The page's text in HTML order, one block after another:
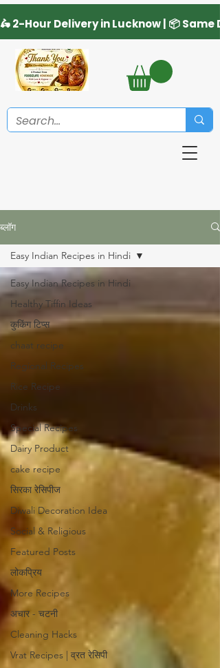
ब्लॉग
Easy Indian Recipes in Hindi
Healthy Tiffin Ideas
कुकिंग टिप्स
chaat recipe
Regional Recipes
Rice Recipe
Drinks
Special Recipes
Dairy Product
cake recipe
सिरका रेसिपीज
Diwali Decoration Idea
Social & Religious
Featured Posts
लोकप्रिय
More Recipes
अचार - चटनी
Cleaning Hacks
Vrat Recipes | व्रत रेसिपी
Easy Indian Recipes in Hindi